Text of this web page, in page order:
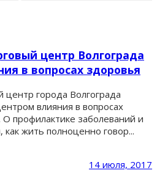
центр Волгограда
в вопросах здоровья
города Волгограда
влияния в вопросах
профилактике заболеваний и
жить полноценно говор...
14 июля, 2017